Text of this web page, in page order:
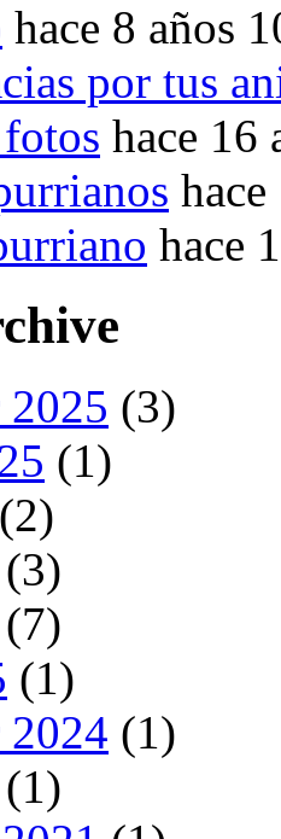
hace 8 años
por tus
hace 16
hace
2025 (3)
(1)
(2)
(3)
(7)
(1)
2024 (1)
(1)